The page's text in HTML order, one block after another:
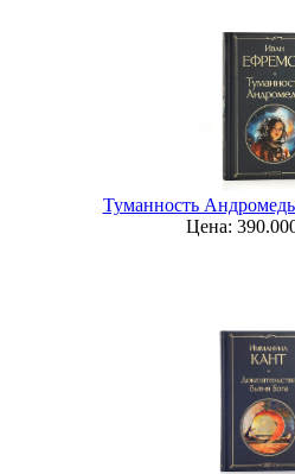
Туманность
Цена: